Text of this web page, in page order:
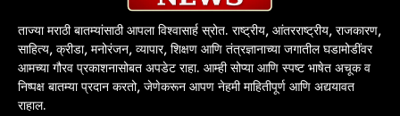
ताज्या मराठी बातम्यांसाठी आपला विश्वासार्ह स्रोत. राष्ट्रीय, आंतरराष्ट्रीय, राजकारण,
साहित्य, क्रीडा, मनोरंजन, व्यापार, शिक्षण आणि तंत्रज्ञानाच्या जगातील घडामोडींवर
आमच्या गौरव प्रकाशनासोबत अपडेट राहा. आम्ही सोप्या आणि स्पष्ट भाषेत अचूक व
निष्पक्ष बातम्या प्रदान करतो, जेणेकरून आपण नेहमी माहितीपूर्ण आणि अद्ययावत
राहाल.